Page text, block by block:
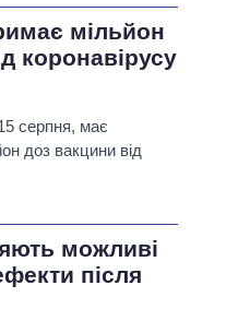
мільйон
коронавірусу
серпня, має
доз вакцини від
можливі
після